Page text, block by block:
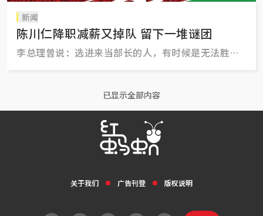
新闻
陈川仁降职减薪又掉队 留下一堆谜团
李总理曾说：选进来当部长的人，有时候是无法胜任
已显示全部内容
关于我们 广告刊登 版权说明